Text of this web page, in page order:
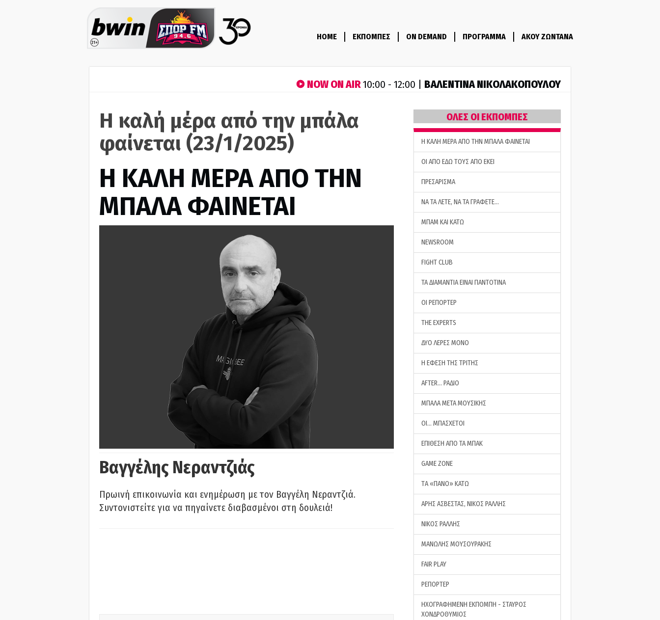
HOME ΕΚΠΟΜΠΕΣ ON DEMAND ΠΡΟΓΡΑΜΜΑ ΑΚΟΥ ΖΩΝΤΑΝΑ
NOW ON AIR10:00 - 12:00 | ΒΑΛΕΝΤΙΝΑ ΝΙΚΟΛΑΚΟΠΟΥΛΟΥ
Η καλή μέρα από την μπάλα
φαίνεται (23/1/2025)
H ΚΑΛΗ ΜΕΡΑ ΑΠΟ ΤΗΝ
ΜΠΑΛΑ ΦΑΙΝΕΤΑΙ
Βαγγέλης Νεραντζιάς
Πρωινή επικοινωνία και ενημέρωση με τον Βαγγέλη Νεραντζιά.
Συντονιστείτε για να πηγαίνετε διαβασμένοι στη δουλειά!
ΟΛΕΣ ΟΙ ΕΚΠΟΜΠΕΣ
H ΚΑΛΗ ΜΕΡΑ ΑΠΟ ΤΗΝ ΜΠΑΛΑ ΦΑΙΝΕΤΑΙ
ΟΙ ΑΠΟ ΕΔΩ ΤΟΥΣ ΑΠΟ ΕΚΕΙ
ΠΡΕΣΑΡΙΣΜΑ
ΝΑ ΤΑ ΛΕΤΕ, ΝΑ ΤΑ ΓΡΑΦΕΤΕ…
ΜΠΑΜ ΚΑΙ ΚΑΤΩ
NEWSROOM
FIGHT CLUB
ΤΑ ΔΙΑΜΑΝΤΙΑ ΕΙΝΑΙ ΠΑΝΤΟΤΙΝΑ
ΟΙ ΡΕΠΟΡΤΕΡ
THE EXPERTS
ΔΥΟ ΛΕΡΕΣ ΜΟΝΟ
Η ΕΦΕΣΗ ΤΗΣ ΤΡΙΤΗΣ
AFTER… ΡΑΔΙΟ
ΜΠΑΛΑ ΜΕΤΑ ΜΟΥΣΙΚΗΣ
ΟΙ… ΜΠΑΣΧΕΤΟΙ
ΕΠΙΘΕΣΗ ΑΠΟ ΤΑ ΜΠΑΚ
GAME ZONE
ΤA «ΠΑΝΟ» ΚΑΤΩ
ΑΡΗΣ ΑΣΒΕΣΤΑΣ, ΝΙΚΟΣ ΡΑΛΛΗΣ
ΝΙΚΟΣ ΡΑΛΛΗΣ
ΜΑΝΩΛΗΣ ΜΟΥΣΟΥΡΑΚΗΣ
FAIR PLAY
ΡΕΠΟΡΤΕΡ
ΗΧΟΓΡΑΦΗΜΕΝΗ ΕΚΠΟΜΠΗ - ΣΤΑΥΡΟΣ
ΧΟΝΔΡΟΘΥΜΙΟΣ